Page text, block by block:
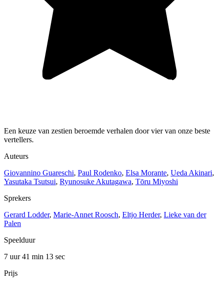
Een keuze van zestien beroemde verhalen door vier van onze beste
vertellers.
Auteurs
Giovannino Guareschi, Paul Rodenko, Elsa Morante, Ueda Akinari,
Yasutaka Tsutsui, Ryunosuke Akutagawa, Tōru Miyoshi
Sprekers
Gerard Lodder, Marie-Annet Roosch, Eltjo Herder, Lieke van der
Palen
Speelduur
7 uur 41 min 13 sec
Prijs